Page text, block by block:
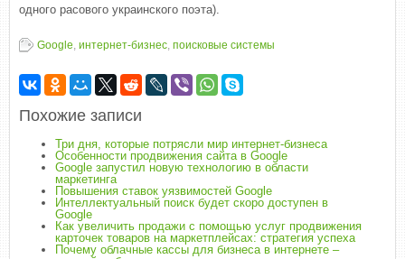
одного расового украинского поэта).
Google, интернет-бизнес, поисковые системы
Похожие записи
Три дня, которые потрясли мир интернет-бизнеса
Особенности продвижения сайта в Google
Google запустил новую технологию в области
маркетинга
Повышения ставок уязвимостей Google
Интеллектуальный поиск будет скоро доступен в
Google
Как увеличить продажи с помощью услуг продвижения
карточек товаров на маркетплейсах: стратегия успеха
Почему облачные кассы для бизнеса в интернете –